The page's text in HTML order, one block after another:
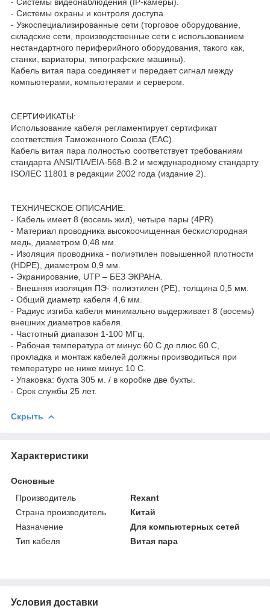
- Системы охраны и контроля доступа.
- Узкоспециализированные сети (торговое оборудование,
складские сети, производственные сети с использованием
нестандартного периферийного оборудования, такого как,
станки, вариаторы, типографские машины).
Кабель витая пара соединяет и передает сигнал между
компьютерами, компьютерами и сервером.
СЕРТИФИКАТЫ:
Использование кабеля регламентирует сертификат
соответствия Таможенного Союза (EAC).
Кабель витая пара полностью соответствует требованиям
стандарта ANSI/TIA/EIA-568-B.2 и международному стандарту
ISO/IEC 11801 в редакции 2002 года (издание 2).
ТЕХНИЧЕСКОЕ ОПИСАНИЕ:
- Кабель имеет 8 (восемь жил), четыре пары (4PR).
- Материал проводника высокоочищенная бескислородная
медь, диаметром 0,48 мм.
- Изоляция проводника - полиэтилен повышенной плотности
(HDPE), диаметром 0,9 мм.
- Экранирование, UTP – БЕЗ ЭКРАНА.
- Внешняя изоляция ПЭ- полиэтилен (PE), толщина 0,5 мм.
- Общий диаметр кабеля 4,6 мм.
- Радиус изгиба кабеля минимально выдерживает 8 (восемь)
внешних диаметров кабеля.
- Частотный диапазон 1-100 МГц.
- Рабочая температура от минус 60 С до плюс 60 C,
прокладка и монтаж кабелей должны производиться при
температуре не ниже минус 10 С.
- Упаковка: бухта 305 м. / в коробке две бухты.
- Срок службы 25 лет.
Скрыть
Характеристики
Основные
Производитель
Rexant
Страна производитель
Китай
Назначение
Для компьютерных сетей
Тип кабеля
Витая пара
Условия доставки